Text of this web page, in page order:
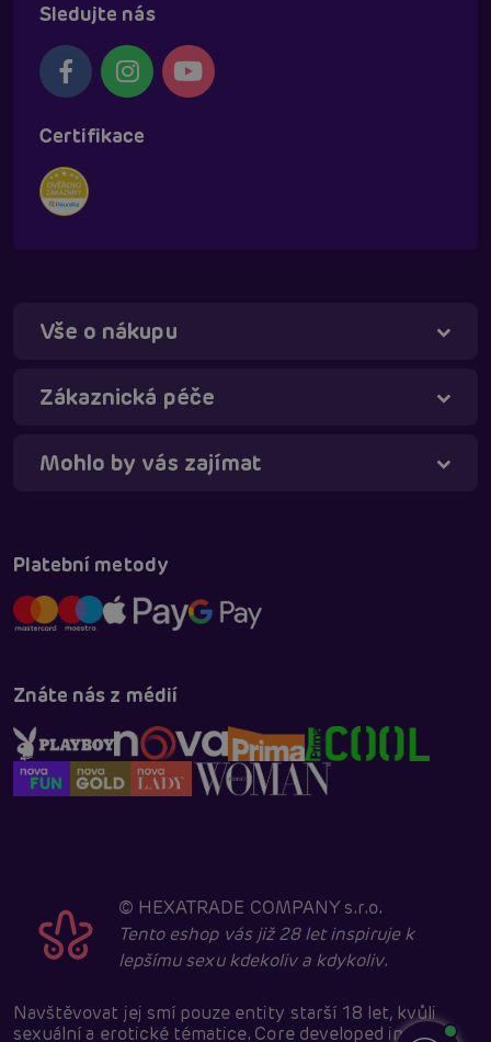
Sledujte nás
Certifikace
Vše o nákupu
Zákaznická péče
Mohlo by vás zajímat
Platební metody
Znáte nás z médií
© HEXATRADE COMPANY s.r.o.
Tento eshop vás již 28 let inspiruje k
lepšímu sexu kdekoliv a kdykoliv.
Navštěvovat jej smí pouze entity starší 18 let, kvůli
sexuální a erotické tématice. Core developed in
Táňa - virtuální asistentka